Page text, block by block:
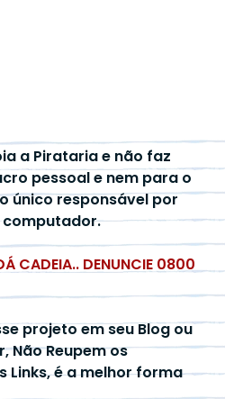
a Pirataria e não faz
pessoal e nem para o
único responsável por
computador.
CADEIA.. DENUNCIE 0800
projeto em seu Blog ou
Não Reupem os
Links, é a melhor forma